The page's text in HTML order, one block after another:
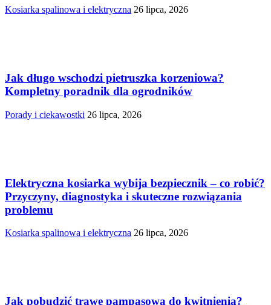
Kosiarka spalinowa i elektryczna 26 lipca, 2026
Jak długo wschodzi pietruszka korzeniowa?
Kompletny poradnik dla ogrodników
Porady i ciekawostki 26 lipca, 2026
Elektryczna kosiarka wybija bezpiecznik – co robić?
Przyczyny, diagnostyka i skuteczne rozwiązania
problemu
Kosiarka spalinowa i elektryczna 26 lipca, 2026
Jak pobudzić trawę pampasową do kwitnienia?